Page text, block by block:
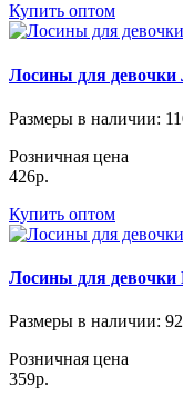
Купить оптом
Лосины для
Размеры в наличии:
Розничная цена
426р.
Купить оптом
Лосины для
Размеры в наличии:
Розничная цена
359р.